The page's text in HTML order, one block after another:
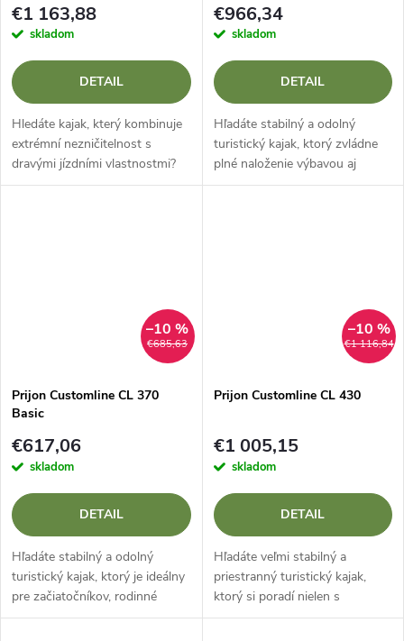
€1 163,88
skladom
DETAIL
Hledáte kajak, který kombinuje
extrémní nezničitelnost s
dravými jízdními vlastnostmi?
Prijon Curve 3.0 PRO je
€966,34
skladom
DETAIL
Hľadáte stabilný a odolný
turistický kajak, ktorý zvládne
plné naloženie výbavou aj
náročnejšie podmienky? Prijon
€685,63
–10 %
Prijon Customline CL 370
Basic
€617,06
skladom
DETAIL
Hľadáte stabilný a odolný
turistický kajak, ktorý je ideálny
pre začiatočníkov, rodinné
výlety alebo ako spoľahlivé
€1 116,84
–10 %
Prijon Customline CL 430
€1 005,15
skladom
DETAIL
Hľadáte veľmi stabilný a
priestranný turistický kajak,
ktorý si poradí nielen s
pokojnými jazerami, ale aj s